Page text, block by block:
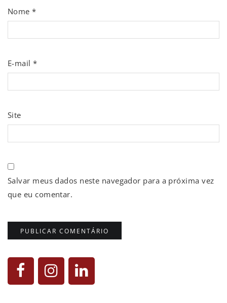
Nome*
E-mail*
Site
Salvar meus dados neste navegador para a próxima vez
que eu comentar.